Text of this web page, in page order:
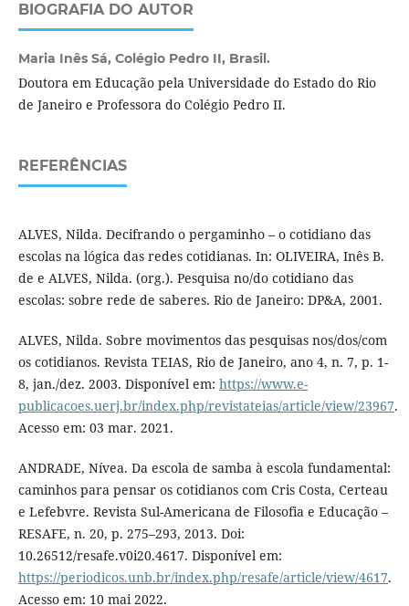
BIOGRAFIA DO AUTOR
Maria Inês Sá, Colégio Pedro II, Brasil.
Doutora em Educação pela Universidade do Estado do Rio
de Janeiro e Professora do Colégio Pedro II.
REFERÊNCIAS
ALVES, Nilda. Decifrando o pergaminho – o cotidiano das
escolas na lógica das redes cotidianas. In: OLIVEIRA, Inês B.
de e ALVES, Nilda. (org.). Pesquisa no/do cotidiano das
escolas: sobre rede de saberes. Rio de Janeiro: DP&A, 2001.
ALVES, Nilda. Sobre movimentos das pesquisas nos/dos/com
os cotidianos. Revista TEIAS, Rio de Janeiro, ano 4, n. 7, p. 1-
8, jan./dez. 2003. Disponível em: https://www.e-
publicacoes.uerj.br/index.php/revistateias/article/view/23967.
Acesso em: 03 mar. 2021.
ANDRADE, Nívea. Da escola de samba à escola fundamental:
caminhos para pensar os cotidianos com Cris Costa, Certeau
e Lefebvre. Revista Sul-Americana de Filosofia e Educação –
RESAFE, n. 20, p. 275–293, 2013. Doi:
10.26512/resafe.v0i20.4617. Disponível em:
https://periodicos.unb.br/index.php/resafe/article/view/4617.
Acesso em: 10 mai 2022.